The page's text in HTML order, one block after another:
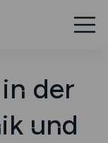
der
und